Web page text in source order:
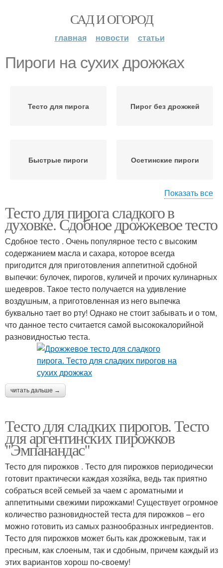
САД И ОГОРОД
главная новости статьи
Пироги на сухих дрожжах
Тесто для пирога Пирог без дрожжей
Быстрые пироги Осетинские пироги
теста
Пирог с картофелем
Сухие дрожжи
Показать все
Тесто для пирога сладкого в
духовке. Сдобное дрожжевое тесто
Сдобное тесто . Очень популярное тесто с высоким
содержанием масла и сахара, которое всегда
пригодится для приготовления аппетитной сдобной
выпечки: булочек, пирогов, куличей и прочих кулинарных
шедевров. Такое тесто получается на удивление
воздушным, а приготовленная из него выпечка
буквально тает во рту! Однако не стоит забывать и о том,
что данное тесто считается самой высококалорийной
разновидностью теста.
читать дальше →
Тесто для сладких пирогов. Тесто
для аргентинских пирожков
"Эмпанандас"
Тесто для пирожков . Тесто для пирожков периодически
готовит практически каждая хозяйка, ведь так приятно
собраться всей семьей за чаем с ароматными и
аппетитными свежими пирожками! Существует огромное
количество разновидностей теста для пирожков – его
можно готовить из самых разнообразных ингредиентов.
Тесто для пирожков может быть как дрожжевым, так и
пресным, как слоеным, так и сдобным, причем каждый из
этих вариантов хорош по-своему!